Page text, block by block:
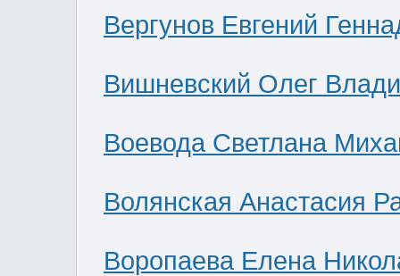
Вергунов Евгений
Вишневский Олег
Воевода Светлана
Волянская Анастасия
Воропаева Елена